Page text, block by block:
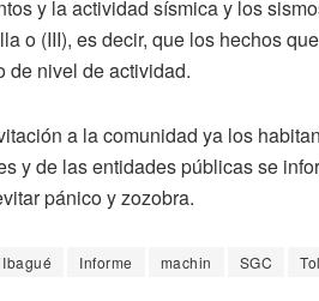
y la actividad sísmica y los
o (III), es decir, que los hechos
de nivel de actividad.
a la comunidad ya los
y de las entidades públicas se
pánico y zozobra.
Ibagué Informe machin SGC